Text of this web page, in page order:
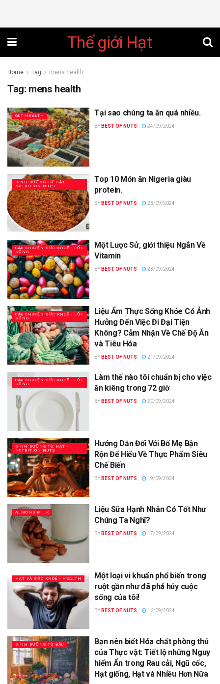
Thế giới Hạt
Home Tag mens health
Tag: mens health
GUT HEALTH Tại sao chúng ta ăn quá nhiều.
BY BEST OF NUTS 24/09/2024
DINH DƯỠNG TỪ HẠT -
NUTRITION NUTS
Top 10 Món ăn Nigeria giàu
protein.
BY BEST OF NUTS 23/09/2024
CÂU CHUYỆN SỨC KHOẺ - LỐI
SỐNG
Một Lược Sử, giới thiệu Ngắn Về
Vitamin
BY BEST OF NUTS 23/09/2024
CÂU CHUYỆN SỨC KHOẺ - LỐI
SỐNG
Liệu Ẩm Thực Sống Khỏe Có Ảnh
Hưởng Đến Việc Đi Đại Tiện
Không? Cảm Nhận Về Chế Độ Ăn
và Tiêu Hóa
BY BEST OF NUTS 21/09/2024
CÂU CHUYỆN SỨC KHOẺ - LỐI
SỐNG
Làm thế nào tôi chuẩn bị cho việc
ăn kiêng trong 72 giờ
BY BEST OF NUTS 20/09/2024
DINH DƯỠNG TỪ HẠT -
NUTRITION NUTS
Hướng Dẫn Đối Với Bố Mẹ Bận
Rộn Để Hiểu Về Thực Phẩm Siêu
Chế Biến
BY BEST OF NUTS 19/09/2024
ALMOND MILK
Liệu Sữa Hạnh Nhân Có Tốt Như
Chúng Ta Nghĩ?
BY BEST OF NUTS 17/09/2024
HẠT VÀ SỨC KHOẺ - HEALTH
Một loại vi khuẩn phổ biến trong
ruột gần như đã phá hủy cuộc
sống của tôi!
BY BEST OF NUTS 16/09/2024
DINH DƯỠNG TỪ ĐẬU
Bạn nên biết Hóa chất phòng thủ
của Thực vật: Tiết lộ những Nguy
hiểm Ẩn trong Rau cải, Ngũ cốc,
Hạt giống, Hạt và Nhiều Hơn Nữa